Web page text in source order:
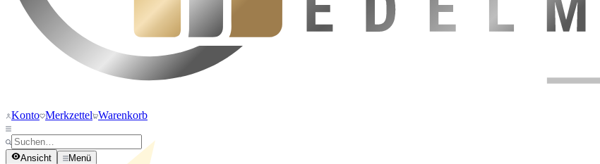
Konto Merkzettel Warenkorb
Ansicht Menü